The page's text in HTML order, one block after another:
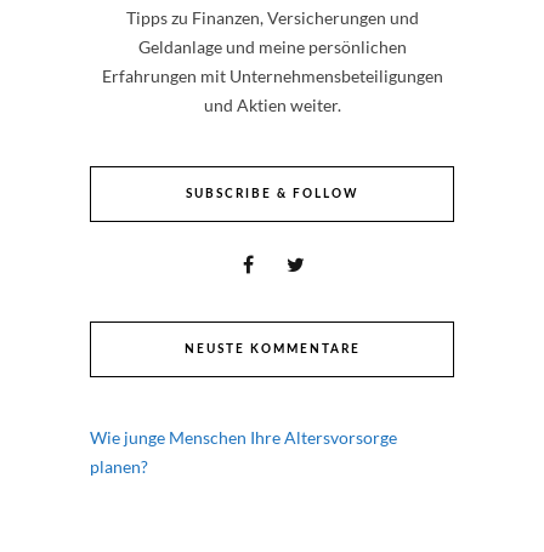
Tipps zu Finanzen, Versicherungen und
Geldanlage und meine persönlichen
Erfahrungen mit Unternehmensbeteiligungen
und Aktien weiter.
SUBSCRIBE & FOLLOW
NEUSTE KOMMENTARE
Wie junge Menschen Ihre Altersvorsorge
planen?